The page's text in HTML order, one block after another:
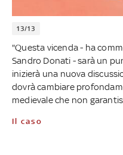
13/13
"Questa vicenda - ha
Sandro Donati - sarà un
inizierà una nuova
dovrà cambiare
medievale che non
Il caso